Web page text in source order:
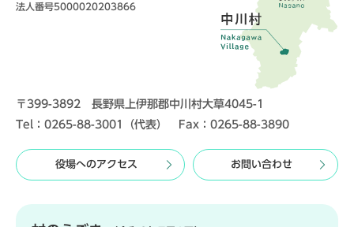
法人番号5000020203866
〒399-3892 長野県上伊那郡中川村大草4045-1
Tel：0265-88-3001（代表） Fax：0265-88-3890
役場へのアクセス お問い合わせ